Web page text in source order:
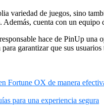
variedad de juegos, sino
cuenta con un
hace de PinUp
garantizar que sus
Fortune OX de manera
para una experiencia segura